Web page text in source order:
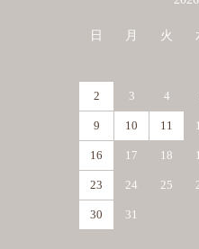
日 月 火
2 3 4
9 10 11
16 17 18
23 24 25
30 31